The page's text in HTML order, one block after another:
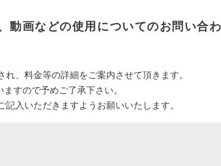
動画などの使用についてのお問い合
、料金等の詳細をご案内させて頂きます。
すので予めご了承下さい。
入いただきますようお願いいたします。